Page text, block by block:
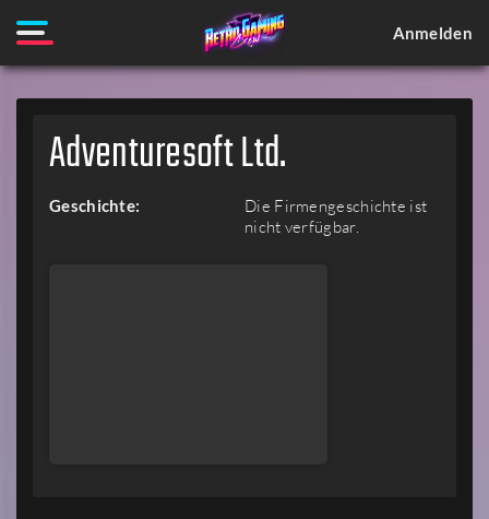
Anmelden
Adventuresoft Ltd.
Geschichte:
Die Firmengeschichte ist
nicht verfügbar.